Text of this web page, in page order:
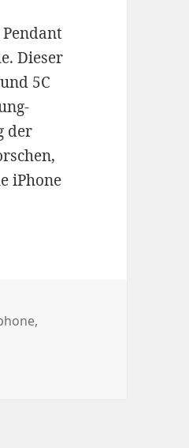
Dieser
5C
der
iPhone
Ankauf
,
Ankauf